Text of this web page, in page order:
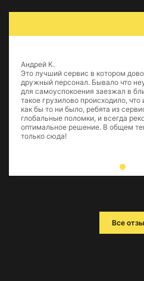
Андрей К.
Это лучший сервис в котором
дружный персонал. Бывало что
для самоуспокоения заезжал в
такое грузилово происходило,
как бы то ни было, ребята из
глобальные поломки, и всегда
оптимальное решение. В общем
только сюда!
Все